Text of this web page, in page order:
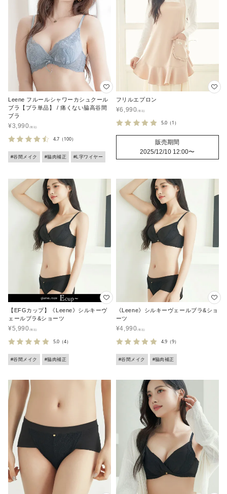
Leene フルールシャワーカシュクール
ブラ【ブラ単品】 / 痛くない脇高谷間
ブラ
¥3,990
4.7 （100）
#谷間メイク #脇肉補正 #L字ワイヤー
フリルエプロン
¥6,990
5.0（1）
販売期間
2025/12/10 12:00〜
【EFGカップ】《Leene》シルキーヴ
ェールブラ&ショーツ
¥5,990
5.0 （4）
#谷間メイク #脇肉補正
《Leene》シルキーヴェールブラ&ショ
ーツ
¥4,990
4.9（9）
#谷間メイク #脇肉補正